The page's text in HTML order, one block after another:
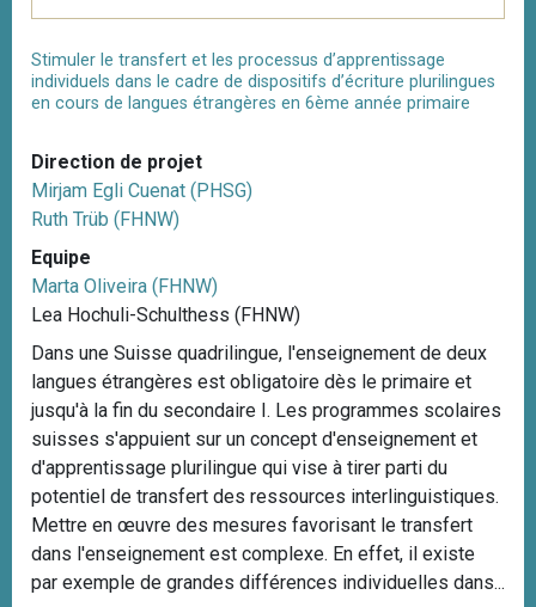
Stimuler le transfert et les processus d’apprentissage
individuels dans le cadre de dispositifs d’écriture plurilingues
en cours de langues étrangères en 6ème année primaire
Direction de projet
Mirjam Egli Cuenat (PHSG)
Ruth Trüb (FHNW)
Equipe
Marta Oliveira (FHNW)
Lea Hochuli-Schulthess (FHNW)
Dans une Suisse quadrilingue, l'enseignement de deux
langues étrangères est obligatoire dès le primaire et
jusqu'à la fin du secondaire I. Les programmes scolaires
suisses s'appuient sur un concept d'enseignement et
d'apprentissage plurilingue qui vise à tirer parti du
potentiel de transfert des ressources interlinguistiques.
Mettre en œuvre des mesures favorisant le transfert
dans l'enseignement est complexe. En effet, il existe
par exemple de grandes différences individuelles dans...